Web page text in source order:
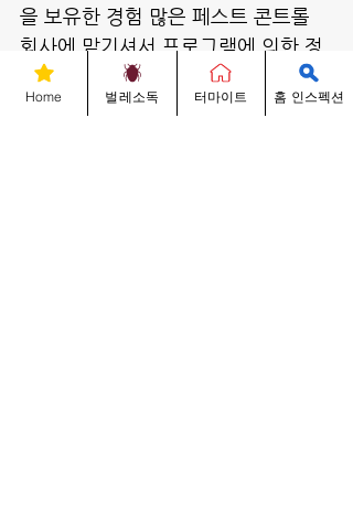
을 보유한 경험 많은 페스트 콘트롤
회사에 맡기셔서 프로그램에 의한 정
기 관리 서비스와 집 관리에 대한 각
종 어드바이스를 받으시기를 적극 권
Home 벌레소독 터마이트 홈 인스펙션